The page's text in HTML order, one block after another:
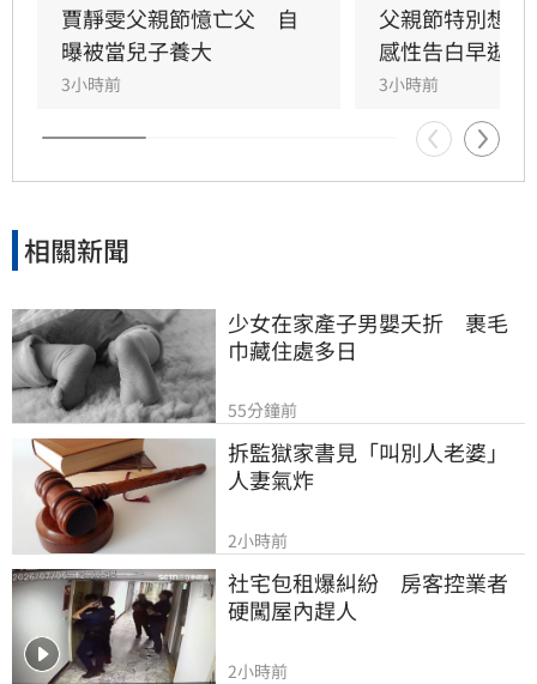
在門外落淚。最讓狄志為心碎的是，當年陪病重
父親曬太陽時，自己因忙於接工作電話而忽視了
父親，沒想到那竟是父子最後的相處，父親回房
後便陷入永眠。這段錯過的對話成為他20年來心
中最深的遺憾，他以此感嘆，有些電話晚點接沒
關係，但錯過的親情與話語，可能再也無法挽
賈靜雯父親節憶亡父　自
曝被當兒子養大
3小時前
父親節特別想
感性告白早逝父
3小時前
相關新聞
少女在家產子男嬰夭折　裹毛
巾藏住處多日
55分鐘前
拆監獄家書見「叫別人老婆」
人妻氣炸
2小時前
社宅包租爆糾紛　房客控業者
硬闖屋內趕人
2小時前